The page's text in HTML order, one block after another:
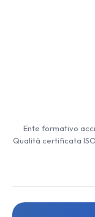
Ente formativo
Qualità certificata